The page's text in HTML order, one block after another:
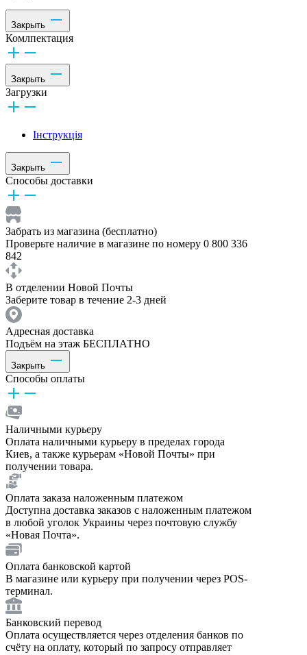
Закрыть
Комлпектация
Закрыть
Загрузки
Інструкція
Закрыть
Способы доставки
Забрать из магазина (бесплатно)
Проверьте наличие в магазине по номеру 0 800 336
842
В отделении Новой Почты
Заберите товар в течение 2-3 дней
Адресная доставка
Подъём на этаж БЕСПЛАТНО
Закрыть
Способы оплаты
Наличными курьеру
Оплата наличными курьеру в пределах города
Киев, а также курьерам «Новой Почты» при
получении товара.
Оплата заказа наложенным платежом
Доступна доставка заказов с наложенным платежом
в любой уголок Украины через почтовую службу
«Новая Почта».
Оплата банковской картой
В магазине или курьеру при получении через POS-
терминал.
Банковский перевод
Оплата осуществляется через отделения банков по
счёту на оплату, который по запросу отправляет